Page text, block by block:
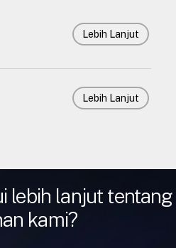
Lebih Lanjut
Lebih Lanjut
lebih lanjut tentang
kami?